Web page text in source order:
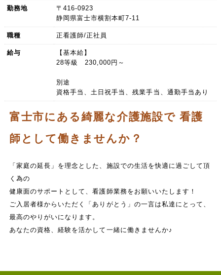
勤務地
〒416-0923
静岡県富士市横割本町7-11
職種 正看護師/正社員
給与
【基本給】
28等級 230,000円～
別途
資格手当、土日祝手当、残業手当、通勤手当あり
富士市にある綺麗な介護施設で 看護
師として働きませんか？
「家庭の延長」を理念とした、施設での生活を快適に過ごして頂
く為の
健康面のサポートとして、看護師業務をお願いいたします！
ご入居者様からいただく「ありがとう」の一言は私達にとって、
最高のやりがいになります。
あなたの資格、経験を活かして一緒に働きませんか♪